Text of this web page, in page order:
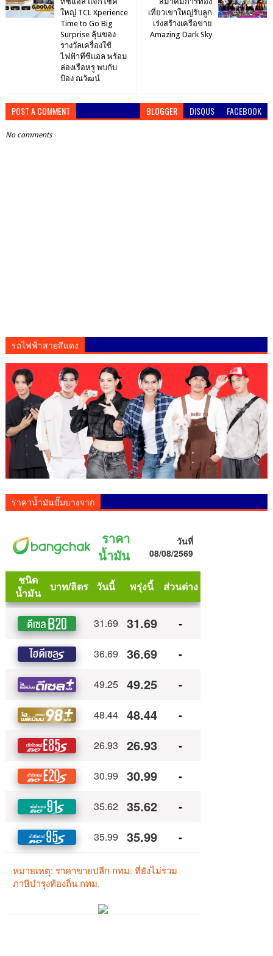
เที่ยวเขาใหญ่รับลูก
เร่งสร้างเครือข่าย
Amazing Dark Sky
ใหญ่ TCL Xperience
Time to Go Big
Surprise ลุ้นของ
รางวัลเครื่องใช้
ไฟฟ้าทีซีแอล พร้อม
ล่องเรือหรู พบกับ
ป้อง ณวัฒน์
POST A COMMENT BLOGGER DISQUS FACEBOOK
No comments
รถไฟฟ้าสายสีแดง
ราคาน้ำมันปั๊มบางจาก